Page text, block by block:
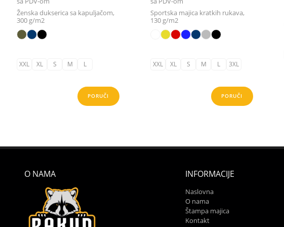
Ženska dukserica sa kapuljačom,
300 g/m2
PORUČI
XXL XL S M L
Sportska majica kratkih rukava,
130 g/m2
PORUČI
XXL XL S M L 3XL
O NAMA INFORMACIJE
Naslovna
O nama
Štampa majica
Kontakt